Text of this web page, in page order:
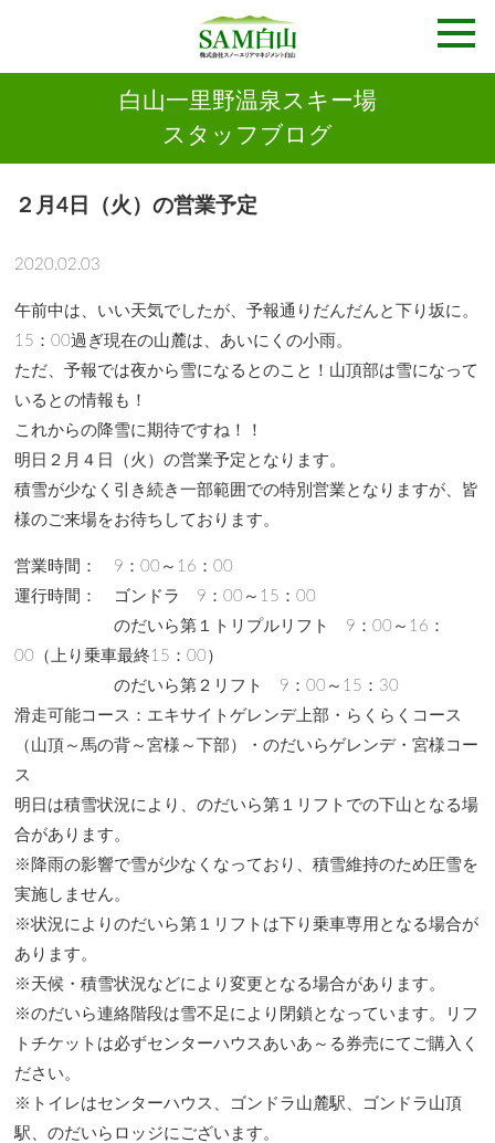
白山一里野温泉スキー場
スタッフブログ
２月4日（火）の営業予定
2020.02.03
午前中は、いい天気でしたが、予報通りだんだんと下り坂に。
15：00過ぎ現在の山麓は、あいにくの小雨。
ただ、予報では夜から雪になるとのこと！山頂部は雪になって
いるとの情報も！
これからの降雪に期待ですね！！
明日２月４日（火）の営業予定となります。
積雪が少なく引き続き一部範囲での特別営業となりますが、皆
様のご来場をお待ちしております。
営業時間： 9：00～16：00
運行時間： ゴンドラ 9：00～15：00
のだいら第１トリプルリフト 9：00～16：
00（上り乗車最終15：00）
のだいら第２リフト 9：00～15：30
滑走可能コース：エキサイトゲレンデ上部・らくらくコース
（山頂～馬の背～宮様～下部）・のだいらゲレンデ・宮様コー
ス
明日は積雪状況により、のだいら第１リフトでの下山となる場
合があります。
※降雨の影響で雪が少なくなっており、積雪維持のため圧雪を
実施しません。
※状況によりのだいら第１リフトは下り乗車専用となる場合が
あります。
※天候・積雪状況などにより変更となる場合があります。
※のだいら連絡階段は雪不足により閉鎖となっています。リフ
トチケットは必ずセンターハウスあいあ～る券売にてご購入く
ださい。
※トイレはセンターハウス、ゴンドラ山麓駅、ゴンドラ山頂
駅、のだいらロッジにございます。